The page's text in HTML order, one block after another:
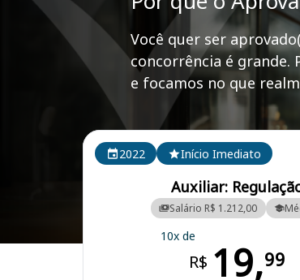
Você quer ser
concorrência é grande.
e focamos no que
Curso Preparatório para o Concurso CISTRI (MG) -
Cursos em destaque para passar no
2022
Início Imediato
Auxiliar:
Salário R$ 1.212,00
10x de
R$ 19,99